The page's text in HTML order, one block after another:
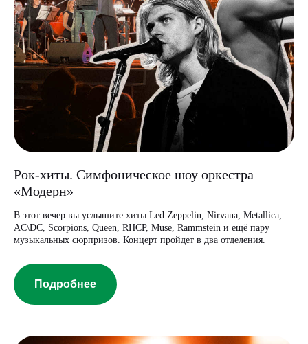
Рок-хиты. Симфоническое шоу оркестра
«Модерн»
В этот вечер вы услышите хиты Led Zeppelin, Nirvana, Metallica,
AC\DC, Scorpions, Queen, RHCP, Muse, Rammstein и ещё пару
музыкальных сюрпризов. Концерт пройдет в два отделения.
Подробнее